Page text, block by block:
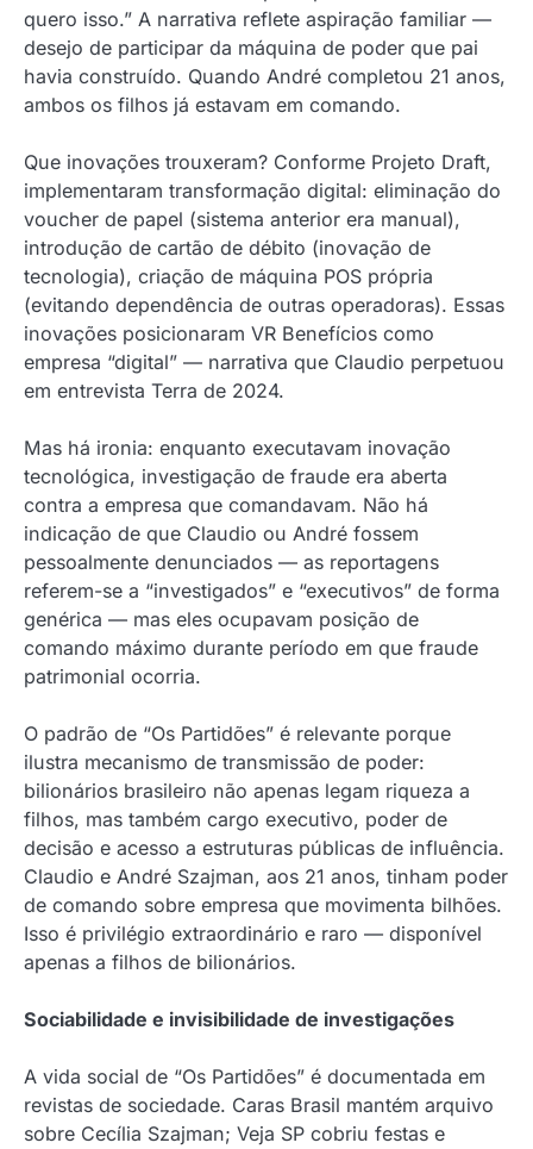
quero isso.” A narrativa reflete aspiração familiar —
desejo de participar da máquina de poder que pai
havia construído. Quando André completou 21 anos,
ambos os filhos já estavam em comando.
Que inovações trouxeram? Conforme Projeto Draft,
implementaram transformação digital: eliminação do
voucher de papel (sistema anterior era manual),
introdução de cartão de débito (inovação de
tecnologia), criação de máquina POS própria
(evitando dependência de outras operadoras). Essas
inovações posicionaram VR Benefícios como
empresa “digital” — narrativa que Claudio perpetuou
em entrevista Terra de 2024.
Mas há ironia: enquanto executavam inovação
tecnológica, investigação de fraude era aberta
contra a empresa que comandavam. Não há
indicação de que Claudio ou André fossem
pessoalmente denunciados — as reportagens
referem-se a “investigados” e “executivos” de forma
genérica — mas eles ocupavam posição de
comando máximo durante período em que fraude
patrimonial ocorria.
O padrão de “Os Partidões” é relevante porque
ilustra mecanismo de transmissão de poder:
bilionários brasileiro não apenas legam riqueza a
filhos, mas também cargo executivo, poder de
decisão e acesso a estruturas públicas de influência.
Claudio e André Szajman, aos 21 anos, tinham poder
de comando sobre empresa que movimenta bilhões.
Isso é privilégio extraordinário e raro — disponível
apenas a filhos de bilionários.
Sociabilidade e invisibilidade de investigações
A vida social de “Os Partidões” é documentada em
revistas de sociedade. Caras Brasil mantém arquivo
sobre Cecília Szajman; Veja SP cobriu festas e